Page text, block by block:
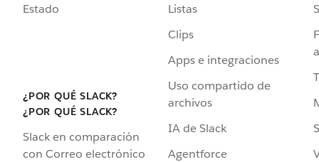
Estado
¿POR QUÉ SLACK?
¿POR QUÉ SLACK?
Slack en comparación
con Correo electrónico
Listas
Clips
Apps e integraciones
Uso compartido de
archivos
IA de Slack
Agentforce